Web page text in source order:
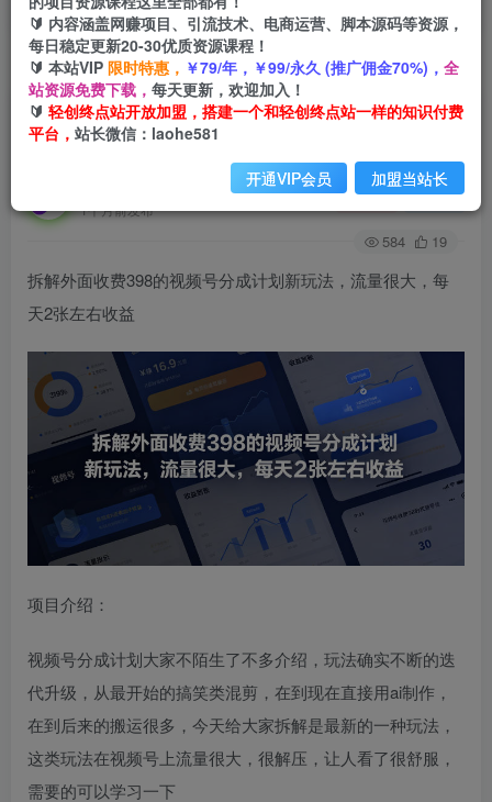
首页 会员免费 正文
拆解外面收费398的视频号分成计划新玩法，流量
很大，每天2张左右收益
1个月前发布
关注 私信
584 19
拆解外面收费398的视频号分成计划新玩法，流量很大，每
天2张左右收益
项目介绍：
视频号分成计划大家不陌生了不多介绍，玩法确实不断的迭
代升级，从最开始的搞笑类混剪，在到现在直接用ai制作，
在到后来的搬运很多，今天给大家拆解是最新的一种玩法，
这类玩法在视频号上流量很大，很解压，让人看了很舒服，
需要的可以学习一下
🔰 内容涵盖网赚项目、引流技术、电商运营、脚本源码等资源，
每日稳定更新20-30优质资源课程！
🔰 本站VIP 限时特惠， ￥79/年，￥99/永久 (推广佣金70%)， 全
站资源免费下载， 每天更新，欢迎加入！
🔰 轻创终点站开放加盟，搭建一个和轻创终点站一样的知识付费
平台， 站长微信：laohe581
开通VIP会员 加盟当站长